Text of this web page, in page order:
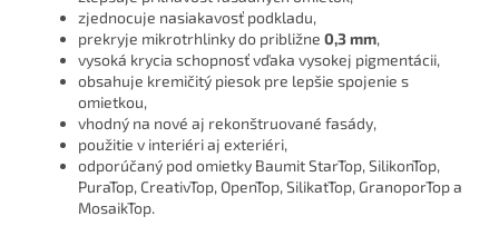
zjednocuje nasiakavosť podkladu,
prekryje mikrotrhlinky do približne 0,3 mm,
vysoká krycia schopnosť vďaka vysokej pigmentácii,
obsahuje kremičitý piesok pre lepšie spojenie s
omietkou,
vhodný na nové aj rekonštruované fasády,
použitie v interiéri aj exteriéri,
odporúčaný pod omietky Baumit StarTop, SilikonTop,
PuraTop, CreativTop, OpenTop, SilikatTop, GranoporTop a
MosaikTop.